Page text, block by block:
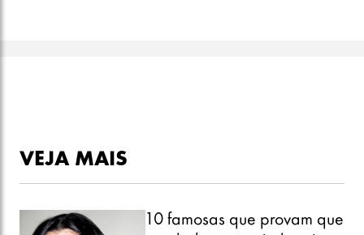
VEJA MAIS
10 famosas que provam que